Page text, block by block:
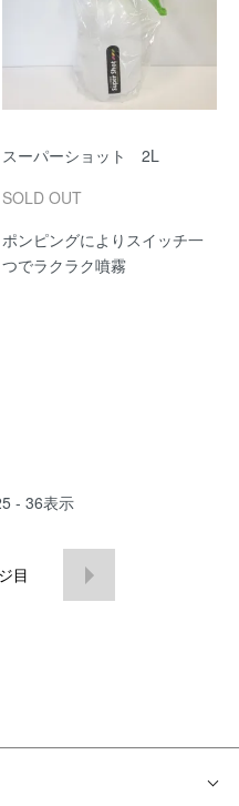
スーパーショット 2L
SOLD OUT
ポンピングによりスイッチ一
つでラクラク噴霧
- 36表示
目